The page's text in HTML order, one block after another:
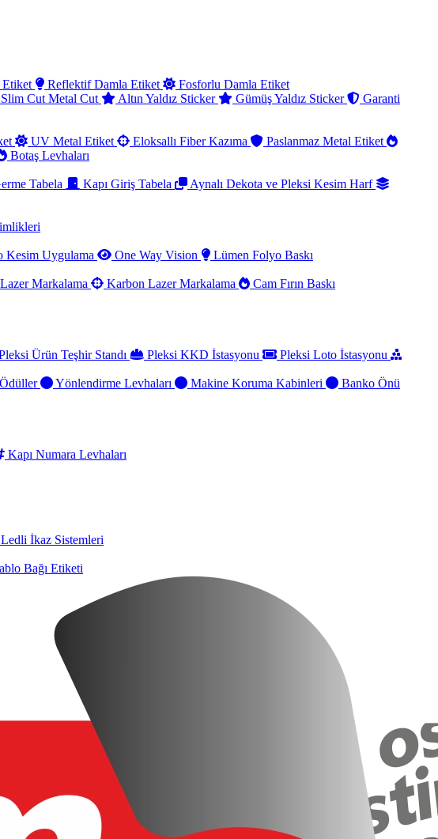
Etiket Reflektif Damla Etiket
Fosforlu Damla Etiket
Slim Cut Metal Cut Altın Yaldız Sticker Gümüş Yaldız Sticker
Garanti
UV Metal Etiket Eloksallı Fiber Kazıma
Paslanmaz Metal Etiket
Botaş Levhaları
Tabela Kapı Giriş Tabela
Aynalı Dekota ve Pleksi Kesim Harf
Kesim Uygulama One Way Vision
Lümen Folyo Baskı
Markalama Karbon Lazer Markalama
Cam Fırın Baskı
Ürün Teşhir Standı Pleksi KKD İstasyonu
Pleksi Loto İstasyonu
Yönlendirme Levhaları Makine Koruma Kabinleri
Banko Önü
Kapı Numara Levhaları
Ledli İkaz Sistemleri
Bağı Etiketi